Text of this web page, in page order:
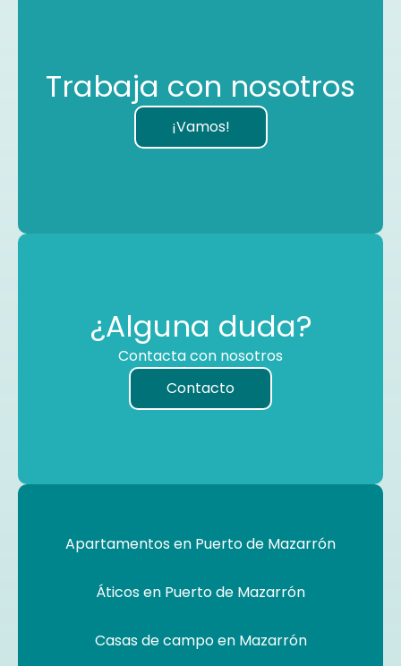
Trabaja con nosotros
¡Vamos!
¿Alguna duda?
Contacta con nosotros
Contacto
Apartamentos en Puerto de Mazarrón
Áticos en Puerto de Mazarrón
Casas de campo en Mazarrón